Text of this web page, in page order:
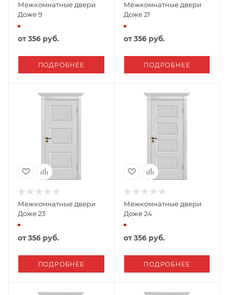
Межкомнатные двери
Доже 9
от356 руб.
ПОДРОБНЕЕ
Межкомнатные двери
Доже 21
от356 руб.
ПОДРОБНЕЕ
Межкомнатные двери
Доже 23
от356 руб.
ПОДРОБНЕЕ
Межкомнатные двери
Доже 24
от356 руб.
ПОДРОБНЕЕ